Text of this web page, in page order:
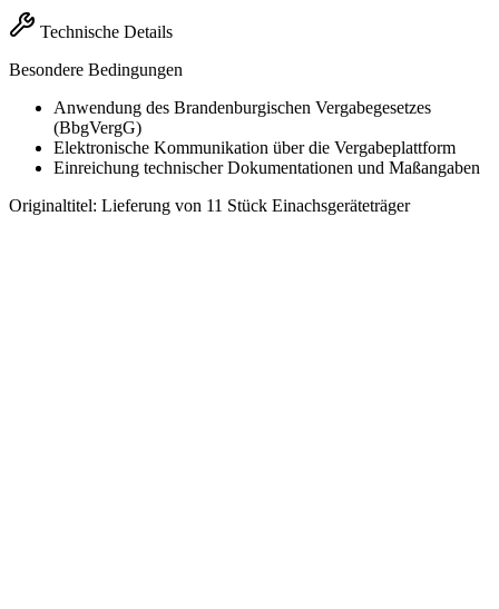
Technische Details
Besondere Bedingungen
Anwendung des Brandenburgischen Vergabegesetzes
(BbgVergG)
Elektronische Kommunikation über die Vergabeplattform
Einreichung technischer Dokumentationen und Maßangaben
Originaltitel: Lieferung von 11 Stück Einachsgeräteträger